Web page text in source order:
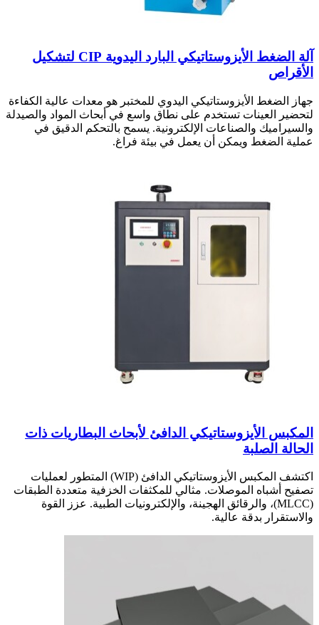
آلة الضغط الأيزوستاتيكي البارد اليدوية CIP لتشكيل
الأقراص
جهاز الضغط الأيزوستاتيكي اليدوي للمختبر هو معدات عالية الكفاءة
لتحضير العينات تستخدم على نطاق واسع في أبحاث المواد والصيدلة
والسيراميك والصناعات الإلكترونية. يسمح بالتحكم الدقيق في
عملية الضغط ويمكن أن يعمل في بيئة فراغ.
المكبس الأيزوستاتيكي الدافئ لأبحاث البطاريات ذات
الحالة الصلبة
اكتشف المكبس الأيزوستاتيكي الدافئ (WIP) المتطور لعمليات
تصفيح أشباه الموصلات. مثالي للمكثفات الخزفية متعددة الطبقات
(MLCC)، والرقائق الهجينة، والإلكترونيات الطبية. عزز القوة
والاستقرار بدقة عالية.